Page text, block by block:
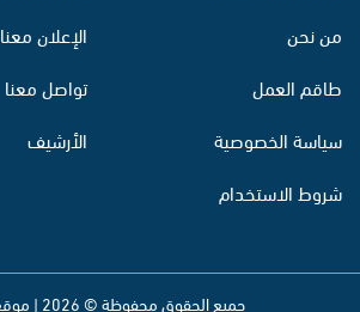
من نحن
طاقم العمل
سياسة الخصوصية
شروط الاستخدام
الإعلان معنا
تواصل معنا
الأرشيف
جميع الحقوق محفوظة © 2026 | موقع الشمس